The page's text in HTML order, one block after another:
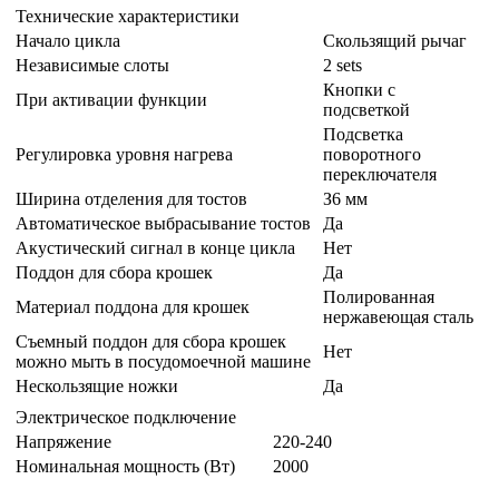
Технические характеристики
Начало цикла
Скользящий рычаг
Независимые слоты
2 sets
При активации функции
Кнопки с
подсветкой
Регулировка уровня нагрева
Подсветка
поворотного
переключателя
Ширина отделения для тостов
З6 мм
Автоматическое выбрасывание тостов
Да
Акустический сигнал в конце цикла
Hет
Поддон для сбора крошек
Да
Материал поддона для крошек
Полированная
нержавеющая сталь
Съемный поддон для сбора крошек
можно мыть в посудомоечной машине
Нет
Нескользящие ножки
Да
Электрическое подключение
Напряжение
220-240
Номинальная мощность (Вт)
2000